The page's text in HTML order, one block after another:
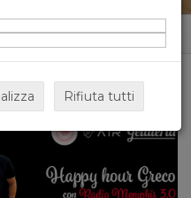
Rifiuta tutti